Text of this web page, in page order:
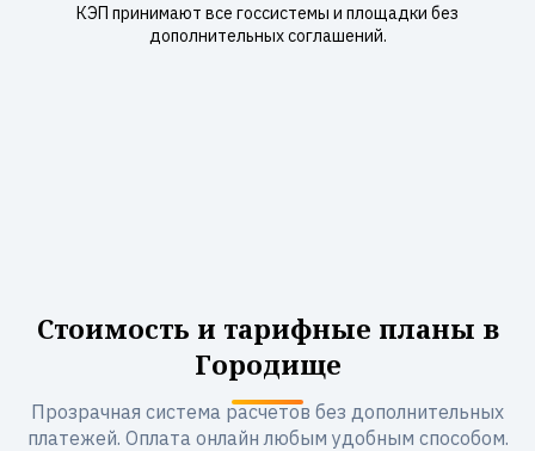
КЭП принимают все госсистемы и площадки без
дополнительных соглашений.
Стоимость и тарифные планы в
Городище
Прозрачная система расчетов без дополнительных
платежей. Оплата онлайн любым удобным способом.